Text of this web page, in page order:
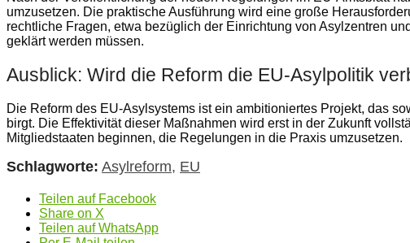
umzusetzen. Die praktische Ausführung wird eine große
rechtliche Fragen, etwa bezüglich der Einrichtung von Asylzentren
geklärt werden müssen.
Ausblick: Wird die Reform die EU-Asylpolitik
Die Reform des EU-Asylsystems ist ein ambitioniertes Projekt, das
birgt. Die Effektivität dieser Maßnahmen wird erst in der Zukunft
Mitgliedstaaten beginnen, die Regelungen in die Praxis umzusetzen.
Schlagworte: Asylreform, EU
Teilen auf Facebook
Share on X
Teilen auf WhatsApp